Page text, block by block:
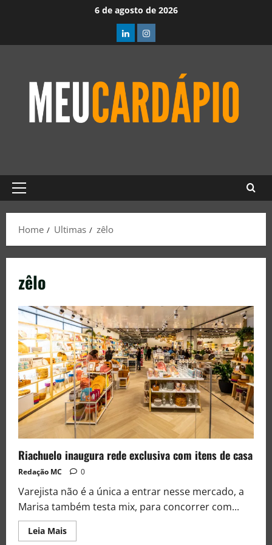
6 de agosto de 2026
Home Ultimas zêlo
zêlo
Riachuelo inaugura rede exclusiva com itens de casa
Redação MC 0
Varejista não é a única a entrar nesse mercado, a
Marisa também testa mix, para concorrer com...
Leia Mais